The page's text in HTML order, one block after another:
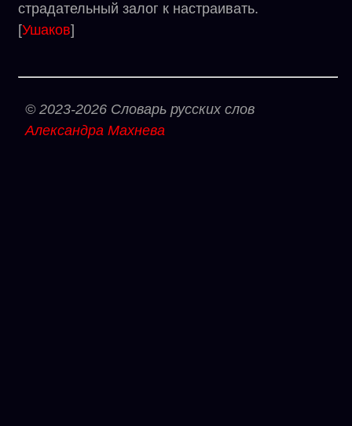
страдательный залог к настраивать.
[Ушаков]
© 2023-2026 Словарь русских слов
Александра Махнева